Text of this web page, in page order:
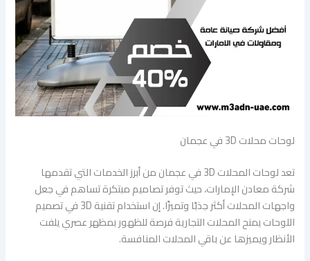
لوحات محلات 3D في عجمان
تعد لوحات المحلات 3D في عجمان من أبرز الخدمات التي تقدمها
شركة معادن الإمارات، حيث توفر تصاميم مبتكرة تساهم في جعل
واجهات المحلات أكثر جذبًا وتميزًا. إن استخدام تقنية 3D في تصميم
اللوحات يمنح المحلات التجارية فرصة للظهور بمظهر عصري يلفت
الأنظار ويميزها عن باقي المحلات المنافسة.